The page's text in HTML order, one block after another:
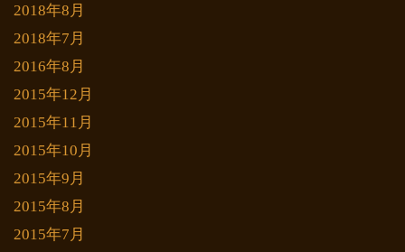
2018年8月
2018年7月
2016年8月
2015年12月
2015年11月
2015年10月
2015年9月
2015年8月
2015年7月